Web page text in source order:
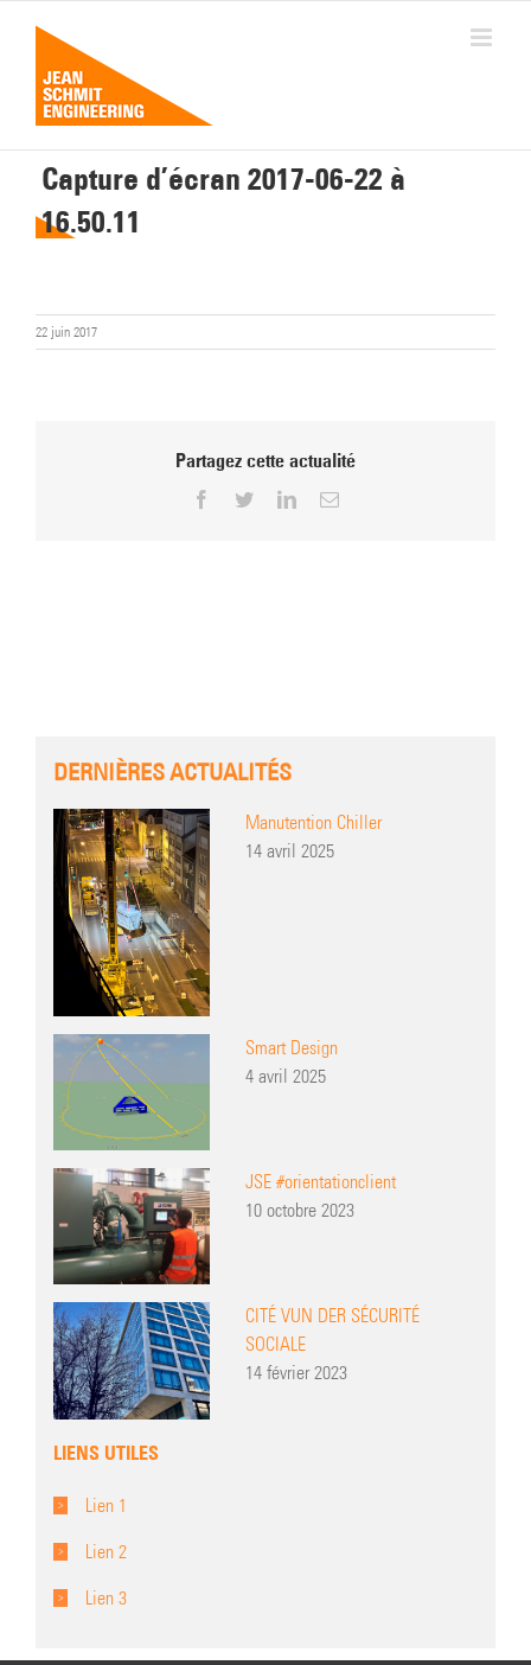
contenu
Capture d’écran 2017-06-22 à
16.50.11
22 juin 2017
Partagez cette actualité
Facebook
TwitterLinkedInEmail
DERNIÈRES ACTUALITÉS
Manutention Chiller
14 avril 2025
Smart Design
4 avril 2025
JSE #orientationclient
10 octobre 2023
CITÉ VUN DER SÉCURITÉ
SOCIALE
14 février 2023
LIENS UTILES
Lien 1
Lien 2
Lien 3